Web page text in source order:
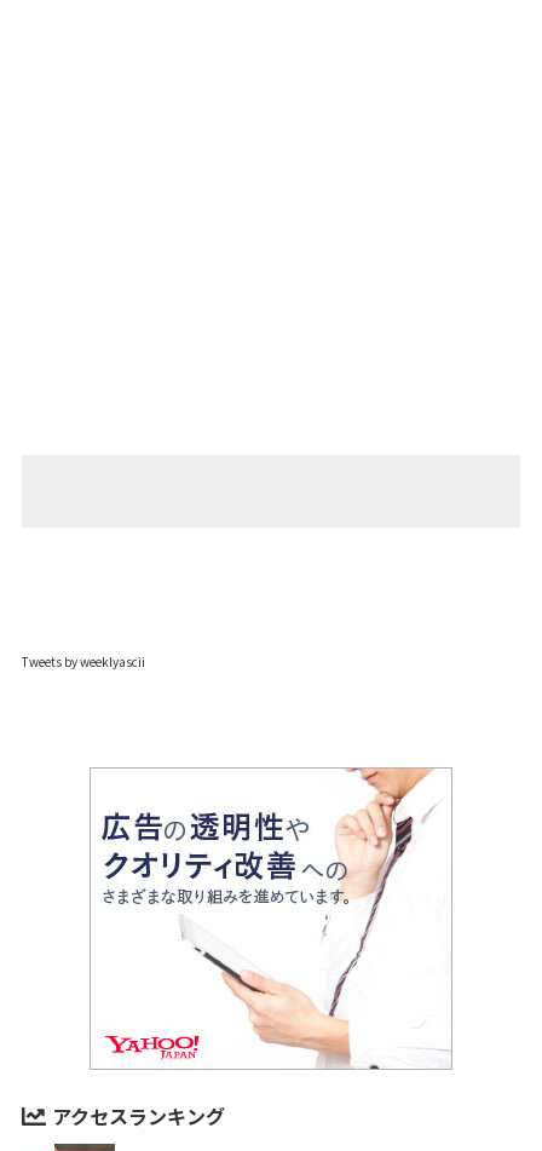
Tweets by weeklyascii
アクセスランキング